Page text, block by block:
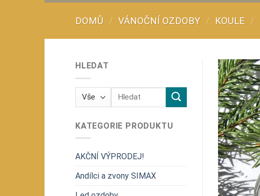
DOMŮ / VÁNOČNÍ OZDOBY / KOULE /
HLEDAT
Hledat:
KATEGORIE PRODUKTU
AKČNÍ VÝPRODEJ!
Andílci a zvony SIMAX